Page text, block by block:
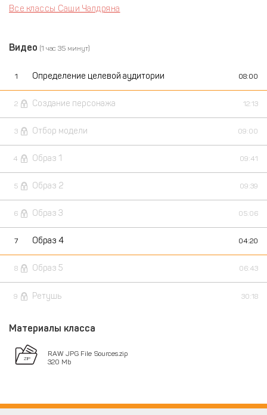
Все классы Саши Чалдряна
Видео (1 час 35 минут)
1 Определение целевой аудитории 08:00
2 Создание персонажа 12:13
3 Отбор модели 09:00
4 Образ 1 09:41
5 Образ 2 09:39
6 Образ 3 05:06
7 Образ 4 04:20
8 Образ 5 06:43
9 Ретушь 30:18
Материалы класса
RAW JPG File Sources.zip
320 Mb